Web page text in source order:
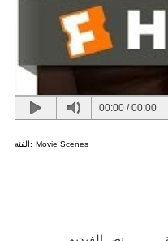
00:00 /00:00
الفئة: Movie Scenes